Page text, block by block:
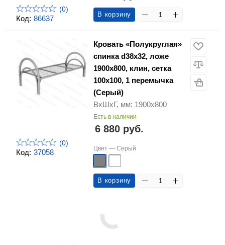
Код: 86637
(0)
В корзину
Код: 37058
(0)
Кровать «Полукруглая»
спинка d38х32, ложе
1900х800, клин, сетка
100х100, 1 перемычка
(Серый)
ВхШхГ, мм: 1900х800
Есть в наличии
6 880 руб.
Цвет — Серый
В корзину